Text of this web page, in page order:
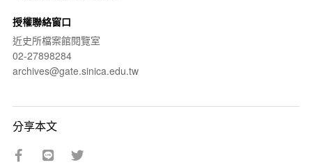
授權聯絡窗口
近史所檔案館閱覽室
02-27898284
archives@gate.sinica.edu.tw
分享本文